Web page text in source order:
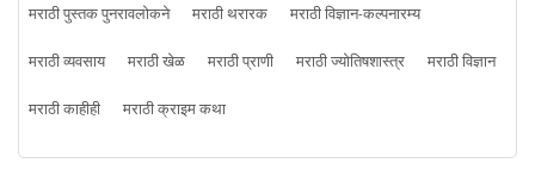
मराठी पुस्तक पुनरावलोकने
मराठी थरारक
मराठी विज्ञान-कल्पनारम्य
मराठी व्यवसाय
मराठी खेळ मराठी प्राणी मराठी ज्योतिषशास्त्र
मराठी विज्ञान
मराठी काहीही
मराठी क्राइम कथा